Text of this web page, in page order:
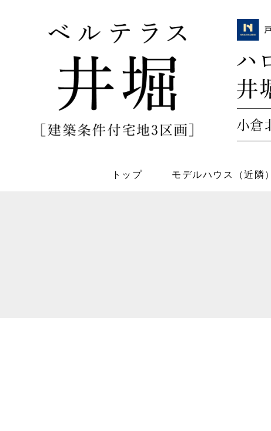
トップ モデルハウス（近隣）